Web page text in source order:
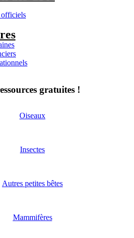
officiels
gratuites !
Oiseaux
Insectes
Autres petites bêtes
Mammifères